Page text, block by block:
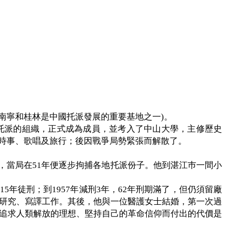
寧和桂林是中國托派發展的重要基地之一)。
的組織，正式成為成員，並考入了中山大學，主修歷史
、歌唱及旅行；後因戰爭局勢緊張而解散了。
當局在51年便逐步拘捕各地托派份子。他到湛江巿一間小
15年徒刑；到 1957年減刑 3年，62年刑期滿了，但仍須留廠
究、寫譯工作。其後，他與一位醫護女士結婚，第一次過
求人類解放的理想、堅持自己的革命信仰而付出的代價是